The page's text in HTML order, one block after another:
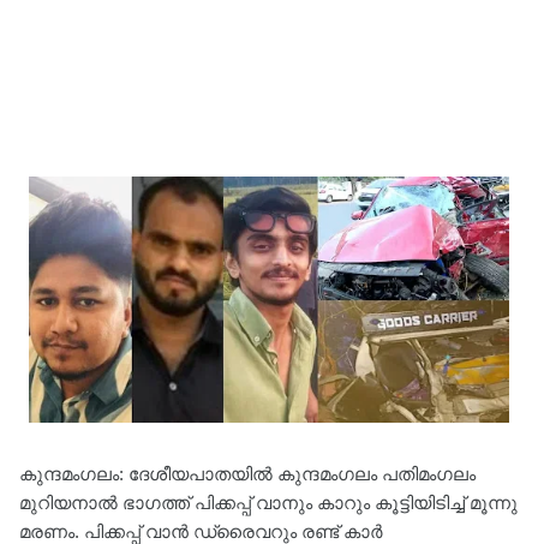
കുന്ദമംഗലം: ദേശീയപാതയിൽ കുന്ദമംഗലം പതിമംഗലം
മുറിയനാൽ ഭാഗത്ത് പിക്കപ്പ് വാനും കാറും കൂട്ടിയിടിച്ച് മൂന്നു
മരണം. പിക്കപ്പ് വാന്‍ ഡ്രൈവറും രണ്ട് കാര്‍